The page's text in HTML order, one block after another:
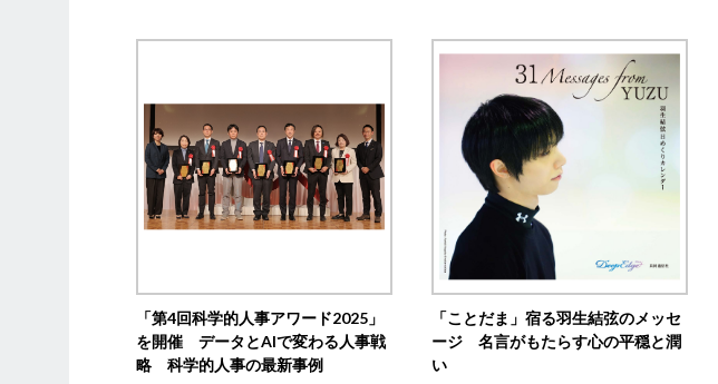
「第4回科学的人事アワード2025」
を開催 データとAIで変わる人事戦
略 科学的人事の最新事例
「ことだま」宿る羽生結弦のメッセ
ージ 名言がもたらす心の平穏と潤
い